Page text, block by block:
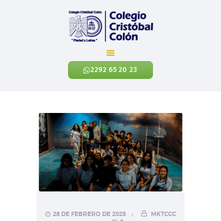
2292 65 20 23
Colegio Cristóbal Colón
REINVENTANDO LA EDUCACIÓN
NIVELES ACADÉMICOS
EXALUMNOS
CONTÁCTANOS
NOTICIAS
ENLACES
28 DE FEBRERO DE 2025
MKTCCC